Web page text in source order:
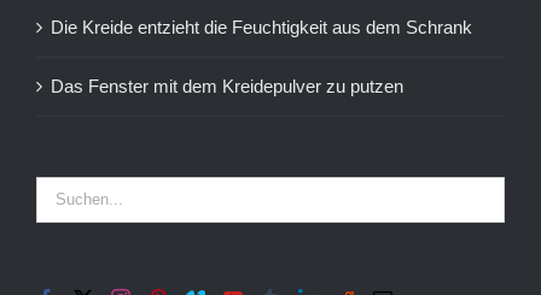
Die Kreide entzieht die Feuchtigkeit aus dem Schrank
Das Fenster mit dem Kreidepulver zu putzen